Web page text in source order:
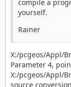
compile a
yourself.
Rainer
X:/pcgeos/Appl/
Parameter 4,
X:/pcgeos/Appl/
source